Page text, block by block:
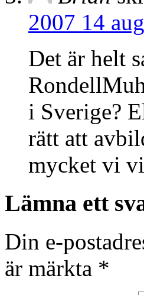
2007 14
Det är helt
i Sverige?
rätt att
mycket vi
Lämna ett
Din e-
är märkta *